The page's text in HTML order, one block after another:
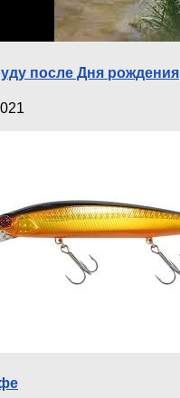
после Дня рождения